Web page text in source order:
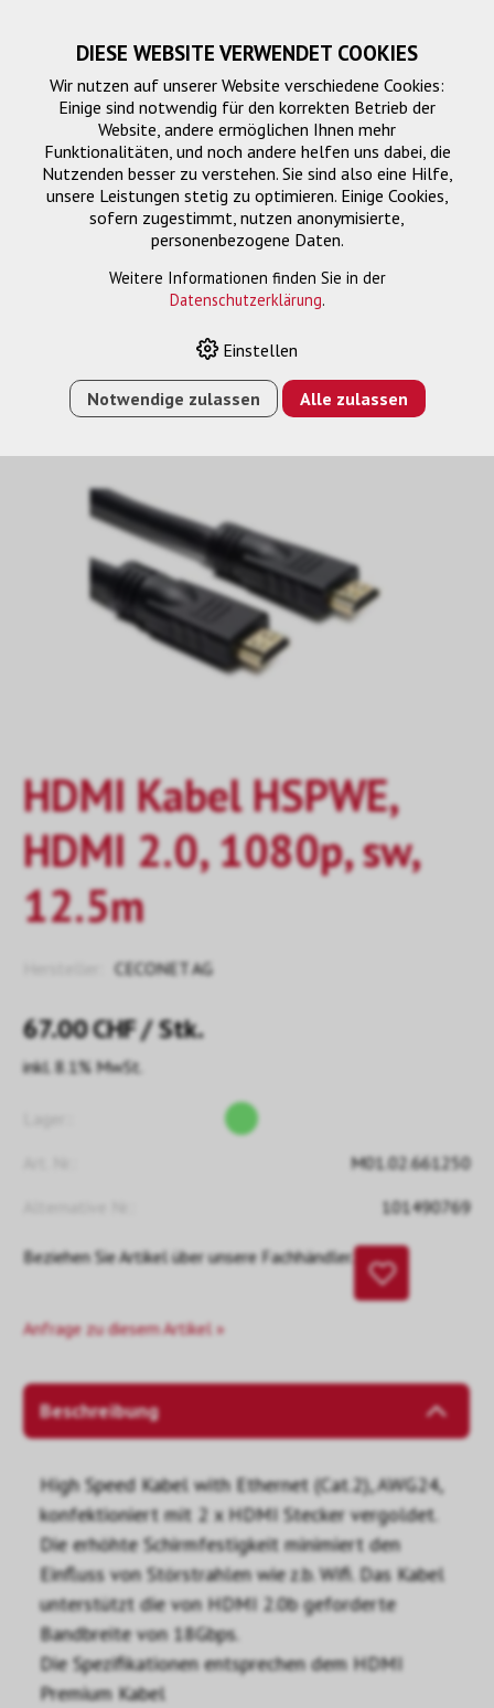
HDMI-HDMI
SIGNALMANAGEMENT
ANSCHLUSSKABEL › HDMI-HDMI › HDMI KABEL HSPWE,
HDMI 2.0, 1080P, SW, 12.5M
HDMI Kabel HSPWE,
HDMI 2.0, 1080p, sw,
12.5m
CECONET AG
67.00CHF/ Stk.
inkl. 8.1% MwSt.
M01.02.661250
101490769
Beziehen Sie Artikel über unsere Fachhändler.
Anfrage zu diesem Artikel »
Beschreibung
High Speed Kabel with Ethernet (Cat.2), AWG24,
konfektioniert mit 2 x HDMI Stecker vergoldet.
Die erhöhte Schirmfestigkeit minimiert den
Einfluss von Störstrahlen wie z.b. Wifi. Das Kabel
unterstützt die von HDMI 2.0b geforderte
Bandbreite von 18Gbps.
Die Spezifikationen entsprechen dem HDMI
Premium Kabel
DIESE WEBSITE VERWENDET COOKIES
Wir nutzen auf unserer Website verschiedene Cookies:
Einige sind notwendig für den korrekten Betrieb der
Website, andere ermöglichen Ihnen mehr
Funktionalitäten, und noch andere helfen uns dabei, die
Nutzenden besser zu verstehen. Sie sind also eine Hilfe,
unsere Leistungen stetig zu optimieren. Einige Cookies,
sofern zugestimmt, nutzen anonymisierte,
personenbezogene Daten.
Weitere Informationen finden Sie in der
Datenschutzerklärung.
Einstellen
Notwendige zulassen Alle zulassen